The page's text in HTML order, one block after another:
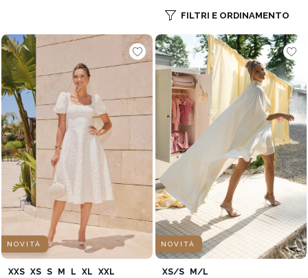
FILTRI E ORDINAMENTO
NOVITÀ
XXS XS S M L XL
XXL
NOVITÀ
XS/S
M/L